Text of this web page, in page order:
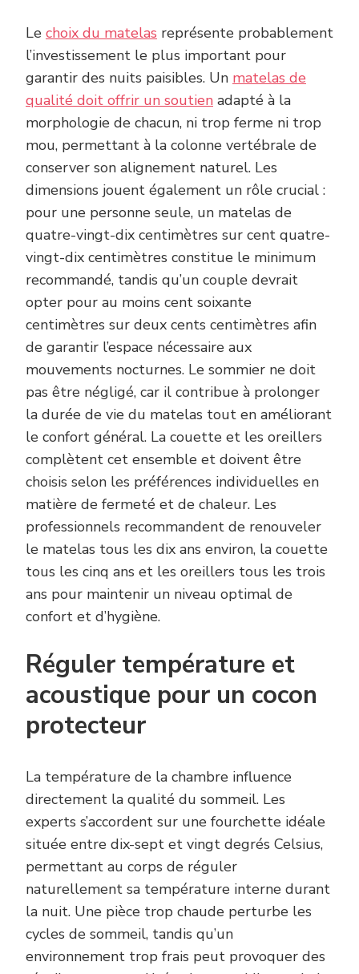
Le choix du matelas représente probablement
l’investissement le plus important pour
garantir des nuits paisibles. Un matelas de
qualité doit offrir un soutien adapté à la
morphologie de chacun, ni trop ferme ni trop
mou, permettant à la colonne vertébrale de
conserver son alignement naturel. Les
dimensions jouent également un rôle crucial :
pour une personne seule, un matelas de
quatre-vingt-dix centimètres sur cent quatre-
vingt-dix centimètres constitue le minimum
recommandé, tandis qu’un couple devrait
opter pour au moins cent soixante
centimètres sur deux cents centimètres afin
de garantir l’espace nécessaire aux
mouvements nocturnes. Le sommier ne doit
pas être négligé, car il contribue à prolonger
la durée de vie du matelas tout en améliorant
le confort général. La couette et les oreillers
complètent cet ensemble et doivent être
choisis selon les préférences individuelles en
matière de fermeté et de chaleur. Les
professionnels recommandent de renouveler
le matelas tous les dix ans environ, la couette
tous les cinq ans et les oreillers tous les trois
ans pour maintenir un niveau optimal de
confort et d’hygiène.
Réguler température et
acoustique pour un cocon
protecteur
La température de la chambre influence
directement la qualité du sommeil. Les
experts s’accordent sur une fourchette idéale
située entre dix-sept et vingt degrés Celsius,
permettant au corps de réguler
naturellement sa température interne durant
la nuit. Une pièce trop chaude perturbe les
cycles de sommeil, tandis qu’un
environnement trop frais peut provoquer des